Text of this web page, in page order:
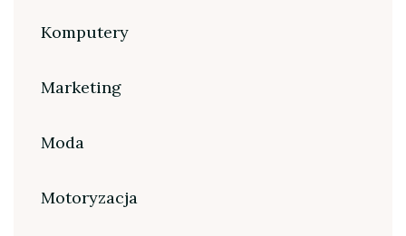
Komputery
Marketing
Moda
Motoryzacja